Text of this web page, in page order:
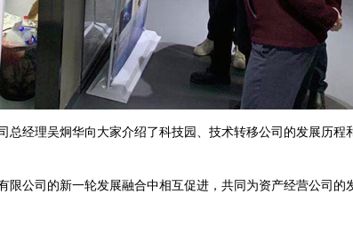
经理吴炯华向大家介绍了科技园、技术转移公司的发展历程
公司的新一轮发展融合中相互促进，共同为资产经营公司的